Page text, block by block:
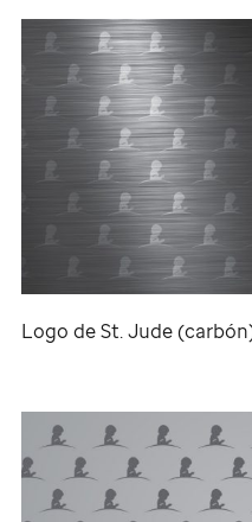
Logo deSt. Jude